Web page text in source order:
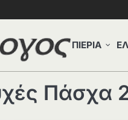
ΠΙΕΡΙΑ
Πάσχα